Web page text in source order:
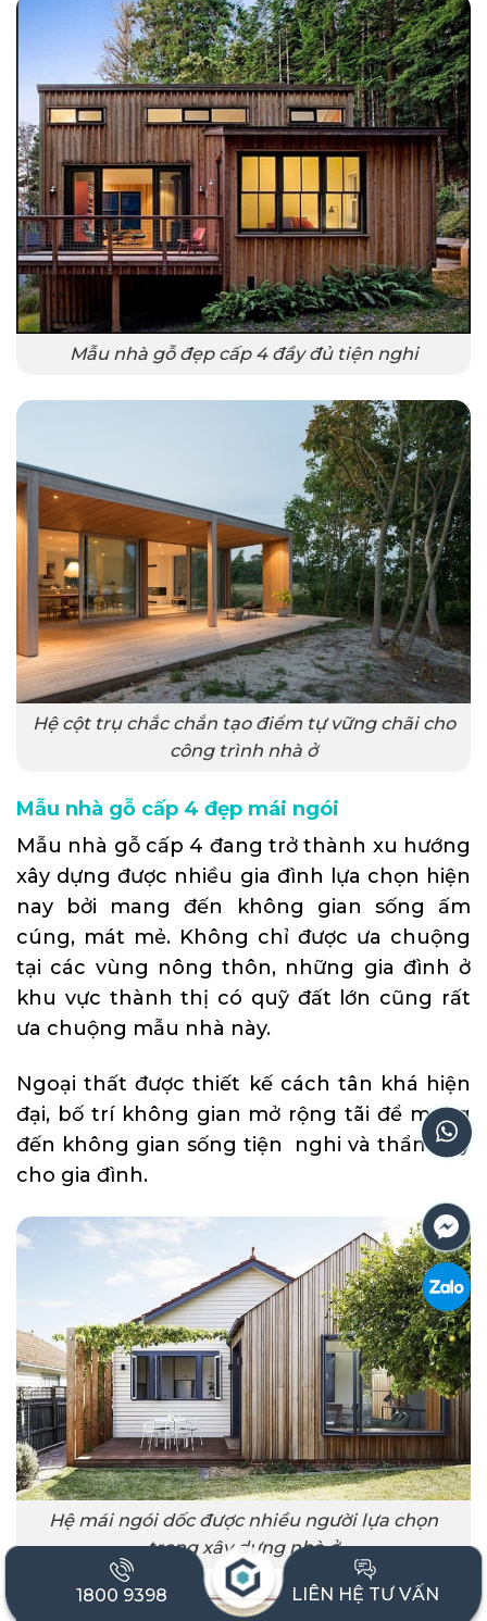
Mẫu nhà gỗ đẹp cấp 4 đầy đủ tiện nghi
Hệ cột trụ chắc chắn tạo điểm tự vững chãi cho
công trình nhà ở
Mẫu nhà gỗ cấp 4 đẹp mái ngói
Mẫu nhà gỗ cấp 4 đang trở thành xu hướng
xây dựng được nhiều gia đình lựa chọn hiện
nay bởi mang đến không gian sống ấm
cúng, mát mẻ. Không chỉ được ưa chuộng
tại các vùng nông thôn, những gia đình ở
khu vực thành thị có quỹ đất lớn cũng rất
ưa chuộng mẫu nhà này.
Ngoại thất được thiết kế cách tân khá hiện
đại, bố trí không gian mở rộng tãi để mang
đến không gian sống tiện nghi và thẩm mỹ
cho gia đình.
Hệ mái ngói dốc được nhiều người lựa chọn
trong xây dựng nhà ở
1800 9398 LIÊN HỆ TƯ VẤN